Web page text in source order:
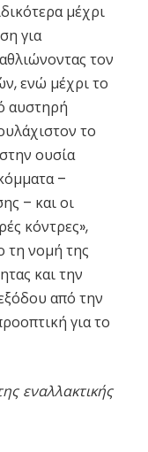
μέχρι
για
τον
ενώ μέχρι το
αυστηρή
το
ουσία
–
– και οι
κόντρες»,
τη νομή της
και την
από την
για το
εναλλακτικής